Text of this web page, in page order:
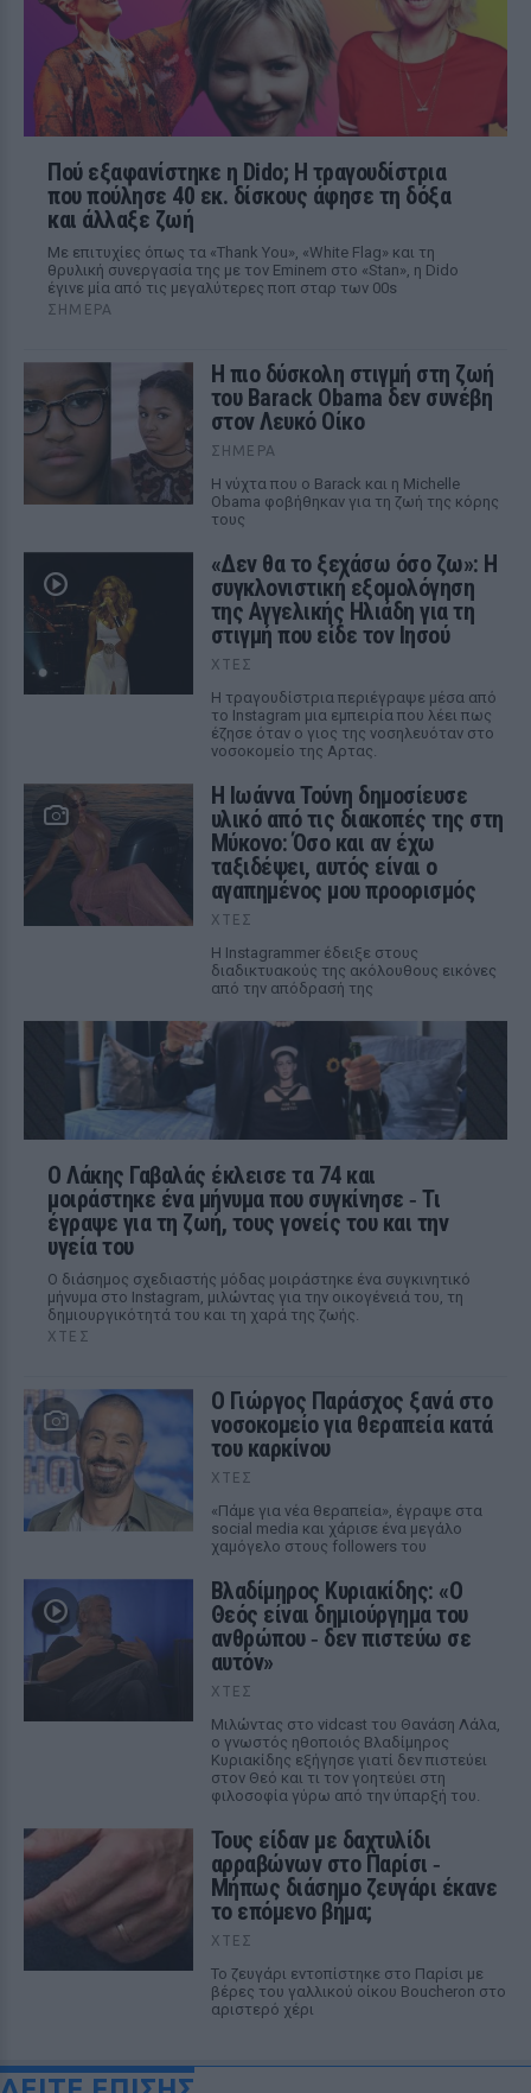
Πού εξαφανίστηκε η Dido; Η τραγουδίστρια
που πούλησε 40 εκ. δίσκους άφησε τη δόξα
και άλλαξε ζωή
Με επιτυχίες όπως τα «Thank You», «White Flag» και τη
θρυλική συνεργασία της με τον Eminem στο «Stan», η Dido
έγινε μία από τις μεγαλύτερες ποπ σταρ των 00s
ΣΉΜΕΡΑ
Η πιο δύσκολη στιγμή στη ζωή
του Barack Obama δεν συνέβη
στον Λευκό Οίκο
ΣΉΜΕΡΑ
Η νύχτα που ο Barack και η Michelle
Obama φοβήθηκαν για τη ζωή της κόρης
τους
«Δεν θα το ξεχάσω όσο ζω»: Η
συγκλονιστική εξομολόγηση
της Αγγελικής Ηλιάδη για τη
στιγμή που είδε τον Ιησού
ΧΤΕΣ
Η τραγουδίστρια περιέγραψε μέσα από
το Instagram μια εμπειρία που λέει πως
έζησε όταν ο γιος της νοσηλευόταν στο
νοσοκομείο της Αρτας.
Η Ιωάννα Τούνη δημοσίευσε
υλικό από τις διακοπές της στη
Μύκονο: Όσο και αν έχω
ταξιδέψει, αυτός είναι ο
αγαπημένος μου προορισμός
ΧΤΕΣ
Η Instagrammer έδειξε στους
διαδικτυακούς της ακόλουθους εικόνες
από την απόδρασή της
Ο Λάκης Γαβαλάς έκλεισε τα 74 και
μοιράστηκε ένα μήνυμα που συγκίνησε ‑ Τι
έγραψε για τη ζωή, τους γονείς του και την
υγεία του
Ο διάσημος σχεδιαστής μόδας μοιράστηκε ένα συγκινητικό
μήνυμα στο Instagram, μιλώντας για την οικογένειά του, τη
δημιουργικότητά του και τη χαρά της ζωής.
ΧΤΕΣ
O Γιώργος Παράσχος ξανά στο
νοσοκομείο για θεραπεία κατά
του καρκίνου
ΧΤΕΣ
«Πάμε για νέα θεραπεία», έγραψε στα
social media και χάρισε ένα μεγάλο
χαμόγελο στους followers του
Βλαδίμηρος Κυριακίδης: «Ο
Θεός είναι δημιούργημα του
ανθρώπου ‑ δεν πιστεύω σε
αυτόν»
ΧΤΕΣ
Μιλώντας στο vidcast του Θανάση Λάλα,
ο γνωστός ηθοποιός Βλαδίμηρος
Κυριακίδης εξήγησε γιατί δεν πιστεύει
στον Θεό και τι τον γοητεύει στη
φιλοσοφία γύρω από την ύπαρξή του.
Τους είδαν με δαχτυλίδι
αρραβώνων στο Παρίσι ‑
Μήπως διάσημο ζευγάρι έκανε
το επόμενο βήμα;
ΧΤΕΣ
Το ζευγάρι εντοπίστηκε στο Παρίσι με
βέρες του γαλλικού οίκου Boucheron στο
αριστερό χέρι